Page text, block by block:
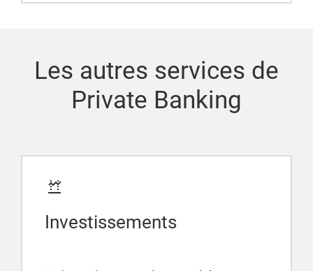
Les autres services de
Private Banking
Investissements